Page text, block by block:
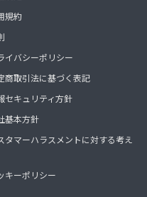
規約
イバシーポリシー
商取引法に基づく表記
セキュリティ方針
基本方針
タマーハラスメントに対する考え
キーポリシー